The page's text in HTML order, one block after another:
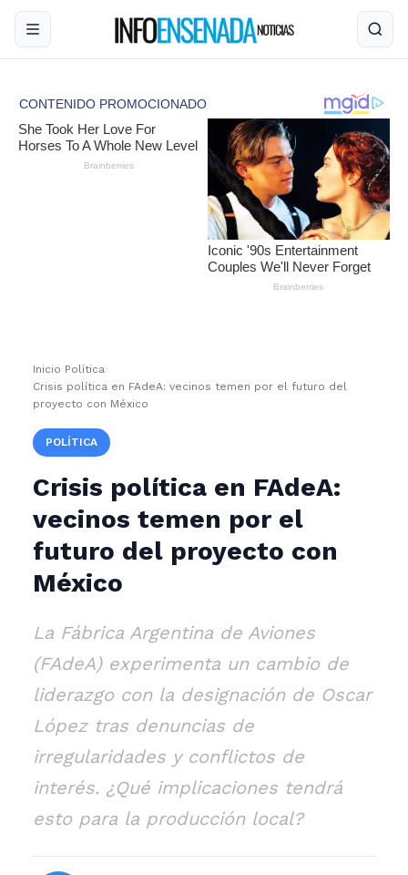
Inicio ›Política›
Crisis política en FAdeA: vecinos temen por el futuro del
proyecto con México
POLÍTICA
Crisis política en FAdeA:
vecinos temen por el
futuro del proyecto con
México
La Fábrica Argentina de Aviones
(FAdeA) experimenta un cambio de
liderazgo con la designación de Oscar
López tras denuncias de
irregularidades y conflictos de
interés. ¿Qué implicaciones tendrá
esto para la producción local?